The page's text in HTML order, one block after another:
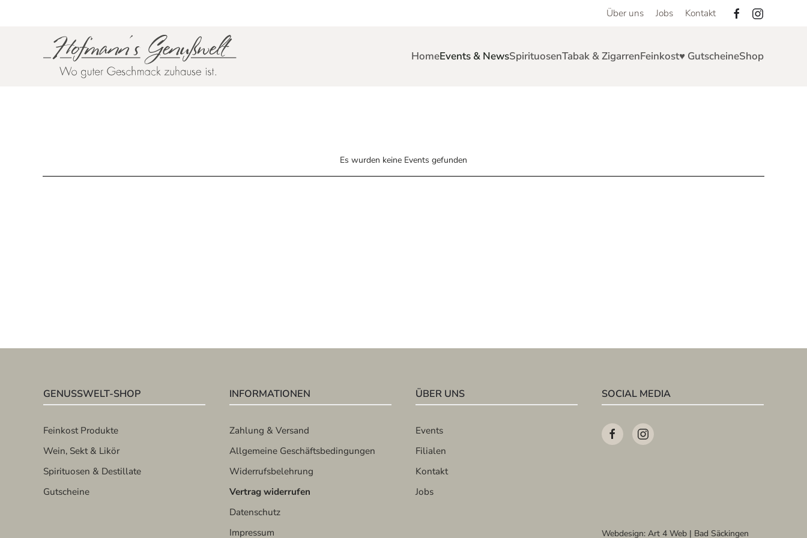
Über uns Jobs Kontakt
HomeEvents & NewsSpirituosenTabak & ZigarrenFeinkost♥ GutscheineShop
Es wurden keine Events gefunden
GENUSSWELT-SHOP
Feinkost Produkte
Wein, Sekt & Likör
Spirituosen & Destillate
Gutscheine
INFORMATIONEN
Zahlung & Versand
Allgemeine Geschäftsbedingungen
Widerrufsbelehrung
Vertrag widerrufen
Datenschutz
Impressum
ÜBER UNS
Events
Filialen
Kontakt
Jobs
SOCIAL MEDIA
Webdesign: Art 4 Web | Bad Säckingen